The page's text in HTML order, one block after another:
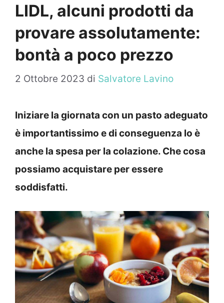
LIDL, alcuni prodotti da
provare assolutamente:
bontà a poco prezzo
2 Ottobre 2023 di Salvatore Lavino
Iniziare la giornata con un pasto adeguato
è importantissimo e di conseguenza lo è
anche la spesa per la colazione. Che cosa
possiamo acquistare per essere
soddisfatti.